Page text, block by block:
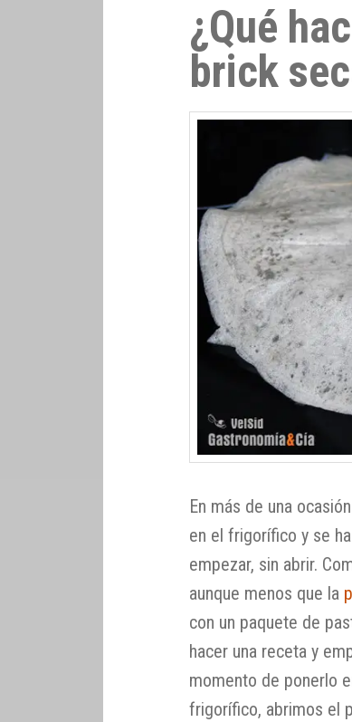
¿Qué
brick
En más de una
en el frigorífico y se
empezar, sin abrir.
aunque menos que la
con un paquete de
hacer una receta y
momento de ponerlo
frigorífico, abrimos el